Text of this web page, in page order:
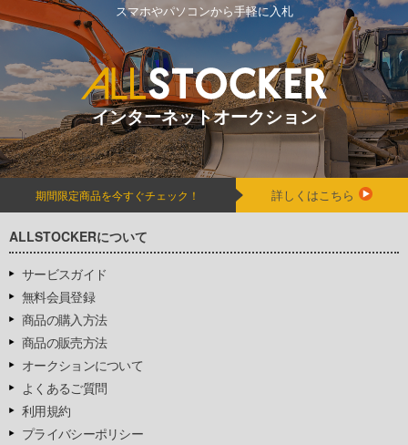
スマホやパソコンから手軽に入札
インターネットオークション
期間限定商品を今すぐチェック！ 詳しくはこちら
ALLSTOCKERについて
サービスガイド
無料会員登録
商品の購入方法
商品の販売方法
オークションについて
よくあるご質問
利用規約
プライバシーポリシー